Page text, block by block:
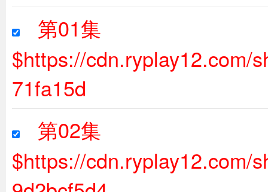
第01集
$https://cdn.ryplay12.com/
71fa15d
第02集
$https://cdn.ryplay12.com/